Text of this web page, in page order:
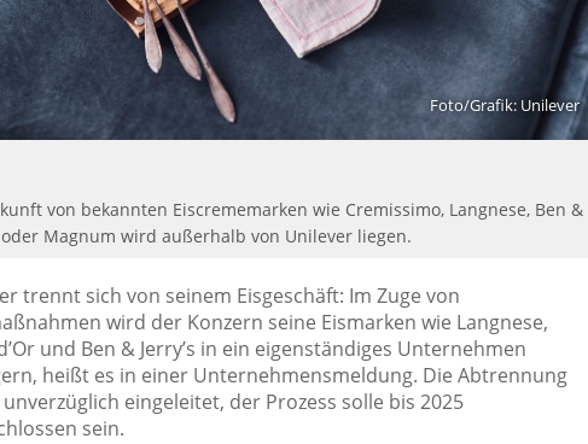
Foto/Grafik: Unilever
von bekannten Eiscrememarken wie Cremissimo, Langnese, Ben &
oder Magnum wird außerhalb von Unilever liegen.
trennt sich von seinem Eisgeschäft: Im Zuge von
wird der Konzern seine Eismarken wie Langnese,
und Ben & Jerry’s in ein eigenständiges Unternehmen
heißt es in einer Unternehmensmeldung. Die Abtrennung
eingeleitet, der Prozess solle bis 2025
sein.